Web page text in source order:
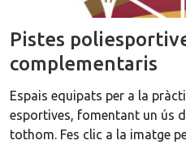
Pistes
complementaris
Espais equipats per a la
esportives, fomentant un ús
tothom. Fes clic a la imatge